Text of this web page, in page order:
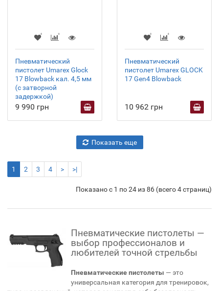
Пневматический
пистолет Umarex Glock
17 Blowback кал. 4,5 мм
(с затворной
задержкой)
9 990 грн
Пневматический
пистолет Umarex GLOCK
17 Gen4 Blowback
10 962 грн
Показать еще
1 2 3 4 > >|
Показано с 1 по 24 из 86 (всего 4 страниц)
Пневматические пистолеты —
выбор профессионалов и
любителей точной стрельбы
Пневматические пистолеты — это
универсальная категория для тренировок,